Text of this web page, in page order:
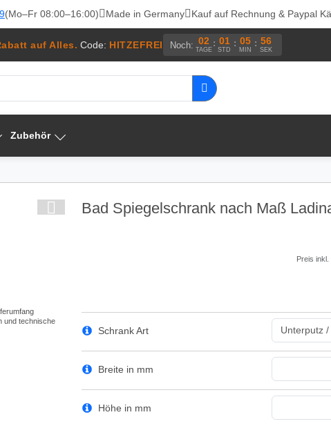
(Mo–Fr 08:00–16:00) Made in Germany Kauf auf Rechnung & Paypal
auf Alles. Code: HITZEFREI Noch: 02
TAGE
: 01
STD
: 05
MIN
: 56
SEK
Zubehör
Bad Spiegelschrank nach Maß
Preis inkl.
Schrank Art
Breite in mm
Höhe in mm